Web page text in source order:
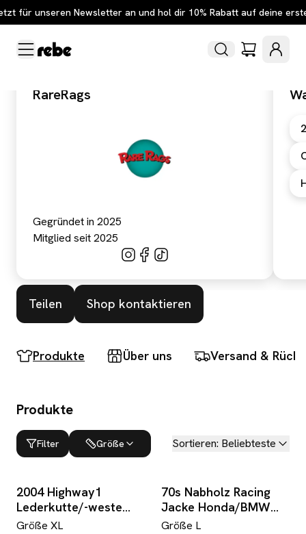
für unseren Newsletter an und hol dir 10% Rabatt auf deine
Teilen Shop kontaktieren
RareRags
Gegründet in 2025
Mitglied seit 2025
Produkte Über uns Versand &
Produkte
Filter Größe Sortieren: Beliebteste
2004 Highway1
Lederkutte/-weste
Biker Patches Schwarz
Größe XL
70s Nabholz Racing
Jacke Honda/BMW
Patch Rot
Größe L